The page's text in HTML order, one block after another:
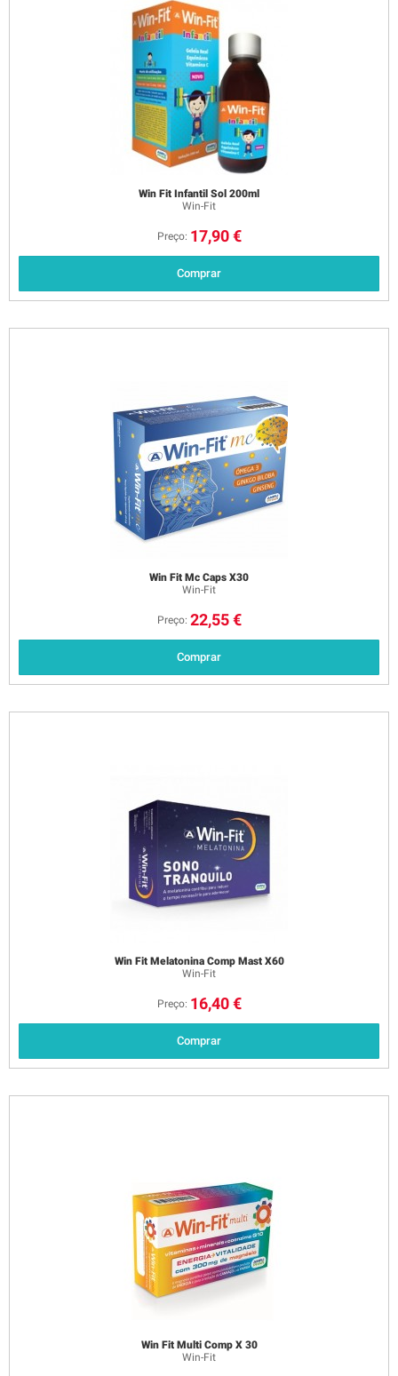
Win Fit Infantil Sol 200ml
Win-Fit
Preço: 17,90 €
Comprar
Win Fit Mc Caps X30
Win-Fit
Preço: 22,55 €
Comprar
Win Fit Melatonina Comp Mast X60
Win-Fit
Preço: 16,40 €
Comprar
Win Fit Multi Comp X 30
Win-Fit